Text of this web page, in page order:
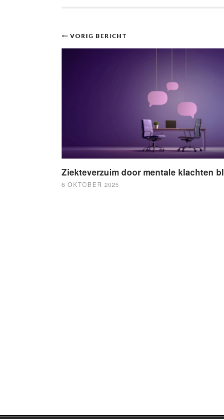
Bericht
navigatie
VORIG BERICHT
Ziekteverzuim door mentale klachten
6 OKTOBER 2025